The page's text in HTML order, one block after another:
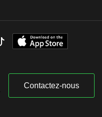
Contactez-nous